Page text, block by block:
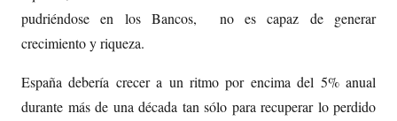
pudriéndose en los Bancos, no es capaz de generar
crecimiento y riqueza.
España debería crecer a un ritmo por encima del 5% anual
durante más de una década tan sólo para recuperar lo perdido